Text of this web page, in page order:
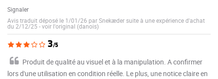
Signaler
Avis traduit déposé le 1/01/26 par Snekæder suite à une expérience d'achat
du 2/12/25 -voir l'original (danois)
3/5
Produit de qualité au visuel et à la manipulation. A confirmer
lors d'une utilisation en condition réelle. Le plus, une notice claire en